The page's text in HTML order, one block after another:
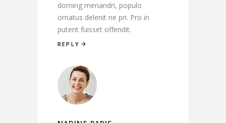
doming menandri, populo
ornatus delenit ne pri. Pro in
putent fuisset offendit.
REPLY